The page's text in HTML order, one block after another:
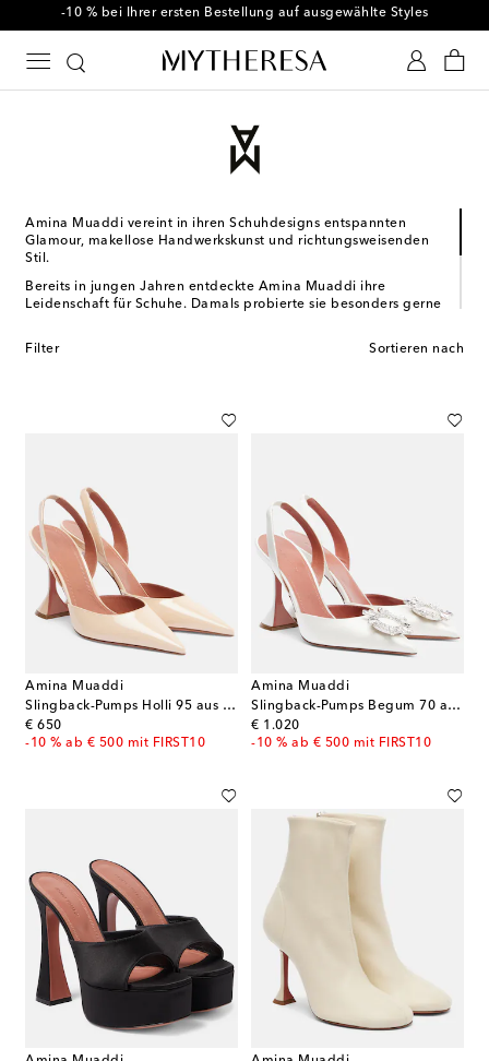
-10 % bei Ihrer ersten Bestellung auf ausgewählte Styles
Amina Muaddi vereint in ihren Schuhdesigns entspannten
Glamour, makellose Handwerkskunst und richtungsweisenden
Stil.
Bereits in jungen Jahren entdeckte Amina Muaddi ihre
Leidenschaft für Schuhe. Damals probierte sie besonders gerne
Jordanierin von ihren mittelöstlichen und europäischen
sprechen Frauen aller Altersgruppen an.
Filter Sortieren nach
Amina Muaddi
Slingback-Pumps Holli 95 aus Lackleder
€ 650
original price
-10 % ab € 500 mit FIRST10
Amina Muaddi
Slingback-Pumps Begum 70 aus Satin
€ 1.020
original price
-10 % ab € 500 mit FIRST10